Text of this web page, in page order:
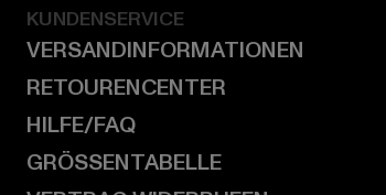
KUNDENSERVICE
VERSANDINFORMATIONEN
RETOURENCENTER
HILFE/FAQ
GRÖSSENTABELLE